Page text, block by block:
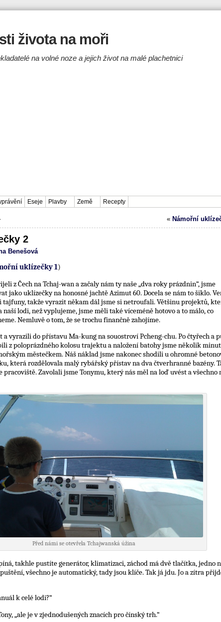
života na moři
na volné noze a jejich život na malé plachetnici
Eseje Plavby Země Recepty
« Námořní
2
Benešová
uklízečky 1)
z Čech na Tchaj-wan a začaly nám ty naše „dva roky prázdnin“, jsme
jako uklízečky na honosné jachtě Azimut 60. Docela se nám to šiklo.
tajfuny, takže vyrazit někam dál jsme si netroufali. Většinu projektů,
lodi, než vyplujeme, jsme měli také víceméně hotovo a to málo, co
Nemluvě o tom, že se trochu finančně zahojíme.
vyrazili do přístavu Ma-kung na souostroví Pcheng-chu. Po čtyřech a
z poloprázdného kolosu trajektu a naložení batohy jsme několik minut
městečkem. Náš náklad jsme nakonec shodili u ohromné
která rozdělovala malý rybářský přístav na dva čtverhranné bazény.
pracoviště. Zavolali jsme Tonymu, který nás měl na loď uvést a všechno
Před námi se otevřela Tchajwanská úžina
takhle pustíte generátor, klimatizaci, záchod má dvě tlačítka, jedno
všechno je automatický, tady jsou klíče. Tak já jdu. Jo a zítra
k celé lodi?“
„ale je v zjednodušených znacích pro čínský trh.“